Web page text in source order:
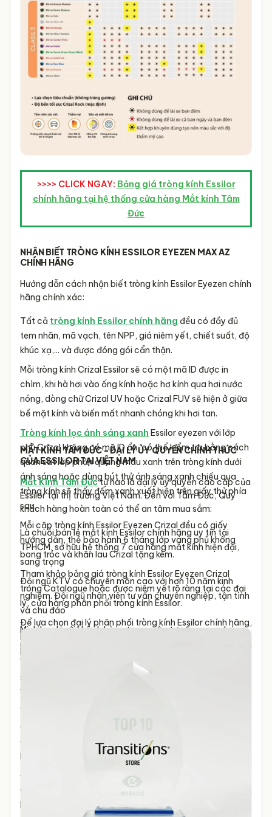
>>>> CLICK NGAY: Bảng giá tròng kính Essilor
chính hãng tại hệ thống cửa hàng Mắt kính Tâm
Đức
NHẬN BIẾT TRÒNG KÍNH ESSILOR EYEZEN MAX AZ
CHÍNH HÃNG
Hướng dẫn cách nhận biết tròng kính Essilor Eyezen chính
hãng chính xác:
Tất cả tròng kính Essilor chính hãng đều có đầy đủ
tem nhãn, mã vạch, tên NPP, giá niêm yết, chiết suất, độ
khúc xạ,... và được đóng gói cẩn thận.
Mỗi tròng kính Crizal Essilor sẽ có một mã ID được in
chìm, khi hà hơi vào ống kính hoặc hơ kính qua hơi nước
nóng, dòng chữ Crizal UV hoặc Crizal FUV sẽ hiện ở giữa
bề mặt kính và biến mất nhanh chóng khi hơi tan.
Tròng kính lọc ánh sáng xanh Essilor eyezen với lớp
phủ Crizal không có mã ID ẩn, có thể kiểm tra bằng cách
quan sát lớp phản quang màu xanh trên tròng kính dưới
ánh sáng hoặc dùng bút thử ánh sáng xanh chiếu qua
tròng kính sẽ thấy đốm xanh xuất hiện trên giấy thử phía
sau.
Mỗi cặp tròng kính Essilor Eyezen Crizal đều có giấy
hướng dẫn, thẻ bảo hành 6 tháng lớp váng phủ không
bong tróc và khăn lau Crizal tặng kèm.
Tham khảo bảng giá tròng kính Essilor Eyezen Crizal
trong Catalogue hoặc được niêm yết rõ ràng tại các đại
lý, cửa hàng phân phối tròng kính Essilor.
Để lựa chọn đại lý phân phối tròng kính Essilor chính hãng,
MẮT KÍNH TÂM ĐỨC - ĐẠI LÝ ỦY QUYỀN CHÍNH THỨC
CỦA ESSILOR TẠI VIỆT NAM
Mắt Kính Tâm Đứctự hào là đại lý ủy quyền cao cấp của
Essilor tại thị trường Việt Nam. Đến với Tâm Đức, Quý
khách hàng hoàn toàn có thể an tâm mua sắm:
Là chuỗi bán lẻ mắt kính Essilor chính hãng uy tín tại
TPHCM, sở hữu hệ thống 7 cửa hàng mắt kính hiện đại,
sang trọng
Đội ngũ KTV có chuyên môn cao với hơn 10 năm kinh
nghiệm. Đội ngũ nhân viên tư vấn chuyên nghiệp, tận tình
và chu đáo
Minh bạch với khách hàng trong việc tư vấn - mua bán -
mài lắp kính.
Quốc tế
Sản phẩm được phân phối chính thức bởi Công ty Essilor
Việt Nam,
công khai
Được kiểm tra kỹ sản phẩm, bao bì trước khi mài lắp kính.
Được test tính năng ánh sáng xanh, đổi màu bằng thiết
Được chủ động giám sát toàn bộ quá trình thực hiện.
Quy trình mài - lắp kính chuyên nghiệp, nhanh chóng, cắt